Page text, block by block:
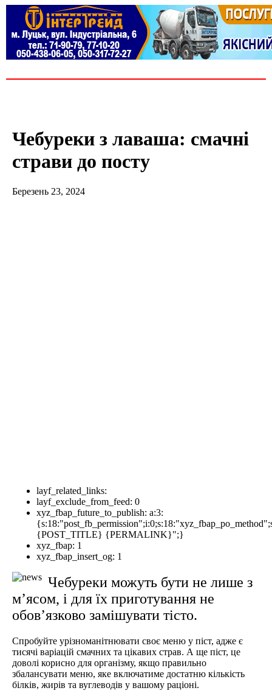
Чебуреки з лаваша: смачні
страви до посту
Березень 23, 2024
layf_related_links:
layf_exclude_from_feed: 0
xyz_fbap_future_to_publish: a:3:
{POST_TITLE} {PERMALINK}";}
xyz_fbap: 1
xyz_fbap_insert_og: 1
Чебуреки можуть бути не лише з
м’ясом, і для їх приготування не
обов’язково замішувати тісто.
Спробуйте урізноманітнювати своє меню у піст, адже є
тисячі варіацій смачних та цікавих страв. А ще піст, це
доволі корисно для організму, якщо правильно
збалансувати меню, яке включатиме достатню кількість
білків, жирів та вуглеводів у вашому раціоні.